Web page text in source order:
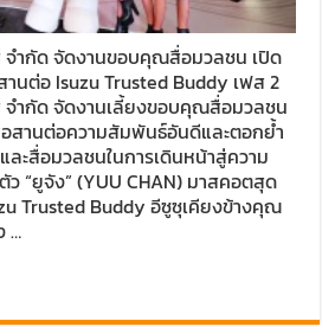
จำกัด จัดงานขอบคุณสื่อมวลชน เปิด
านต่อ Isuzu Trusted Buddy เฟส 2
จำกัด จัดงานเลี้ยงขอบคุณสื่อมวลชน
สานต่อความสัมพันธ์อันดีและตอกย้ำ
ละสื่อมวลชนในการเดินหน้าสู่ความ
“ยูจัง” (YUU CHAN) มาสคอตสุด
Trusted Buddy อีซูซุเคียงข้างคุณ
…